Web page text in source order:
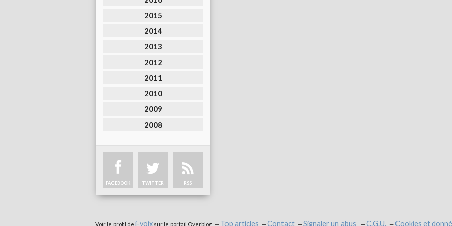
2015
2014
2013
2012
2011
2010
2009
2008
FACEBOOK TWITTER RSS
Voir le profil de i-voixsur le portail Overblog Top articles Contact Signaler un abus C.G.U. Cookies et